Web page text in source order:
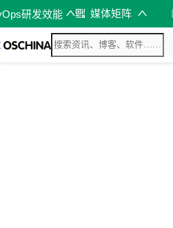
研发效能 媒体矩阵